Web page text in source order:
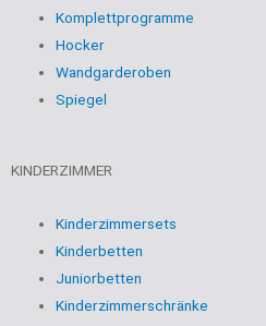
Komplettprogramme
Hocker
Wandgarderoben
Spiegel
KINDERZIMMER
Kinderzimmersets
Kinderbetten
Juniorbetten
Kinderzimmerschränke